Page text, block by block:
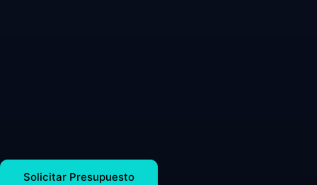
Solicitar Presupuesto